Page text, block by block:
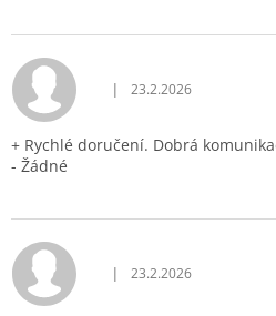
Hodnocení obchodu je
| 23.2.2026
+ Rychlé doručení. Dobrá
- Žádné
Hodnocení obchodu je
| 23.2.2026